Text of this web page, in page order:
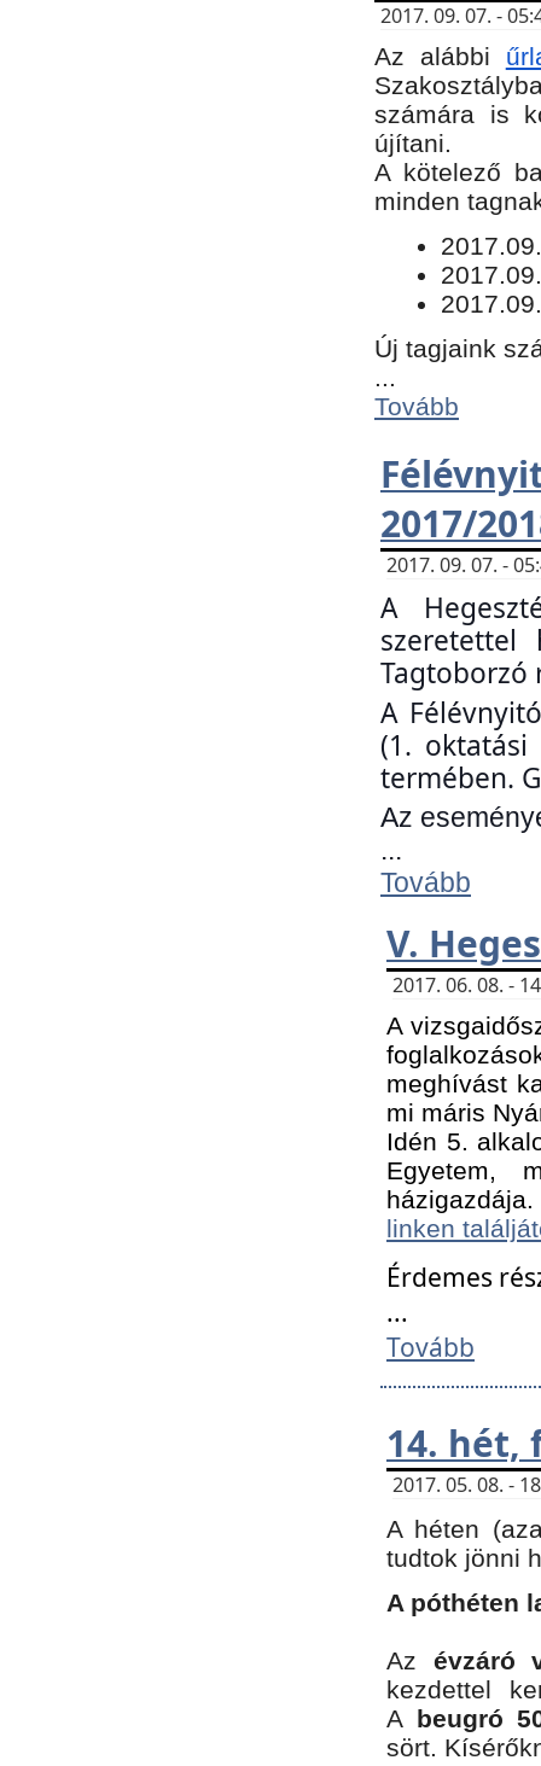
2017. 09. 07. -
Az alábbi
számára is
újítani.
​A kötelező
minden
Új tagjaink
Tovább
2017/
2017. 09. 07. -
A
Tagtoborzó
A
(1. oktatási
termében.
Az
...
Tovább
V.
2017. 06. 08. -
A
meghívást
mi máris
Idén 5.
Egyetem,
linken
Érdemes
...
Tovább
14. hét,
2017. 05. 08. -
A héten
tudtok jönni
A póthéten
Az évzáró
kezdettel
A beugró
sört.